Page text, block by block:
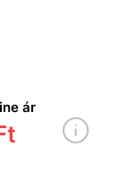
ár